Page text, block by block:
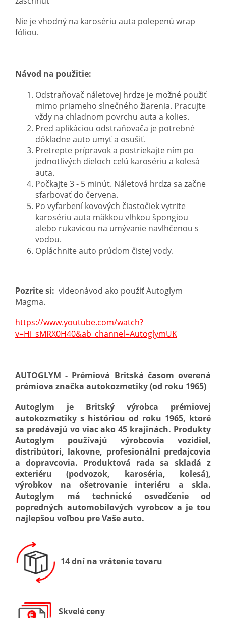
Nie je vhodný na karosériu auta polepenú wrap
fóliou.
Návod na použitie:
Odstraňovač náletovej hrdze je možné použiť
mimo priameho slnečného žiarenia. Pracujte
vždy na chladnom povrchu auta a kolies.
Pred aplikáciou odstraňovača je potrebné
dôkladne auto umyť a osušiť.
Pretrepte prípravok a postriekajte ním po
jednotlivých dieloch celú karosériu a kolesá
auta.
Počkajte 3 - 5 minút. Náletová hrdza sa začne
sfarbovať do červena.
Po vyfarbení kovových čiastočiek vytrite
karosériu auta mäkkou vlhkou špongiou
alebo rukavicou na umývanie navlhčenou s
vodou.
Opláchnite auto prúdom čistej vody.
Pozrite si: videonávod ako použiť Autoglym
Magma.
https://www.youtube.com/watch?
v=Hi_sMRX0H40&ab_channel=AutoglymUK
AUTOGLYM - Prémiová Britská časom overená
prémiova značka autokozmetiky(od roku 1965)
Autoglym je Britský výrobca prémiovej
autokozmetiky s históriou od roku 1965, ktoré
sa predávajú vo viac ako 45 krajinách. Produkty
Autoglym používajú výrobcovia vozidiel,
distribútori, lakovne, profesionálni predajcovia
a dopravcovia. Produktová rada sa skladá z
exteriéru (podvozok, karoséria, kolesá),
výrobkov na ošetrovanie interiéru a skla.
Autoglym má technické osvedčenie od
popredných automobilových vyrobcov a je tou
najlepšou voľbou pre Vaše auto.
14 dní na vrátenie tovaru
Skvelé ceny